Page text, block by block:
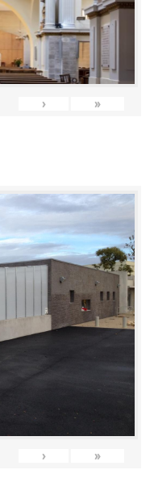
› »
› »